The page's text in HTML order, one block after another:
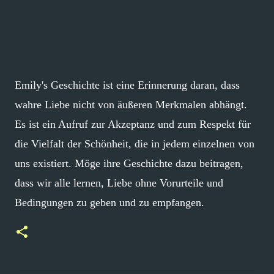
Emily's Geschichte ist eine Erinnerung daran, dass
wahre Liebe nicht von äußeren Merkmalen abhängt.
Es ist ein Aufruf zur Akzeptanz und zum Respekt für
die Vielfalt der Schönheit, die in jedem einzelnen von
uns existiert. Möge ihre Geschichte dazu beitragen,
dass wir alle lernen, Liebe ohne Vorurteile und
Bedingungen zu geben und zu empfangen.